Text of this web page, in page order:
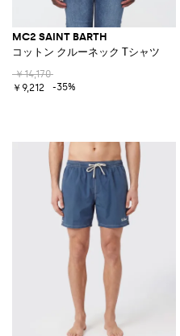
MC2 SAINT BARTH
コットン クルーネック Tシャツ
￥14,170
￥9,212
-35%